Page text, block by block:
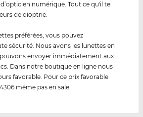
d’opticien numérique. Tout ce qu'il te
de dioptrie.
préférées, vous pouvez
sécurité. Nous avons les lunettes en
envoyer immédiatement aux
Dans notre boutique en ligne nous
favorable. Pour ce prix favorable
même pas en sale.